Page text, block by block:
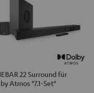
22 Surround für
Atmos "7.1-Set"